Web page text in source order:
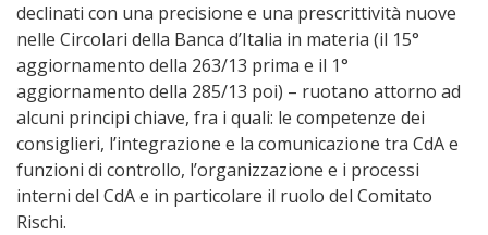
declinati con una precisione e una prescrittività nuove
nelle Circolari della Banca d’Italia in materia (il 15°
aggiornamento della 263/13 prima e il 1°
aggiornamento della 285/13 poi) – ruotano attorno ad
alcuni principi chiave, fra i quali: le competenze dei
consiglieri, l’integrazione e la comunicazione tra CdA e
funzioni di controllo, l’organizzazione e i processi
interni del CdA e in particolare il ruolo del Comitato
Rischi.